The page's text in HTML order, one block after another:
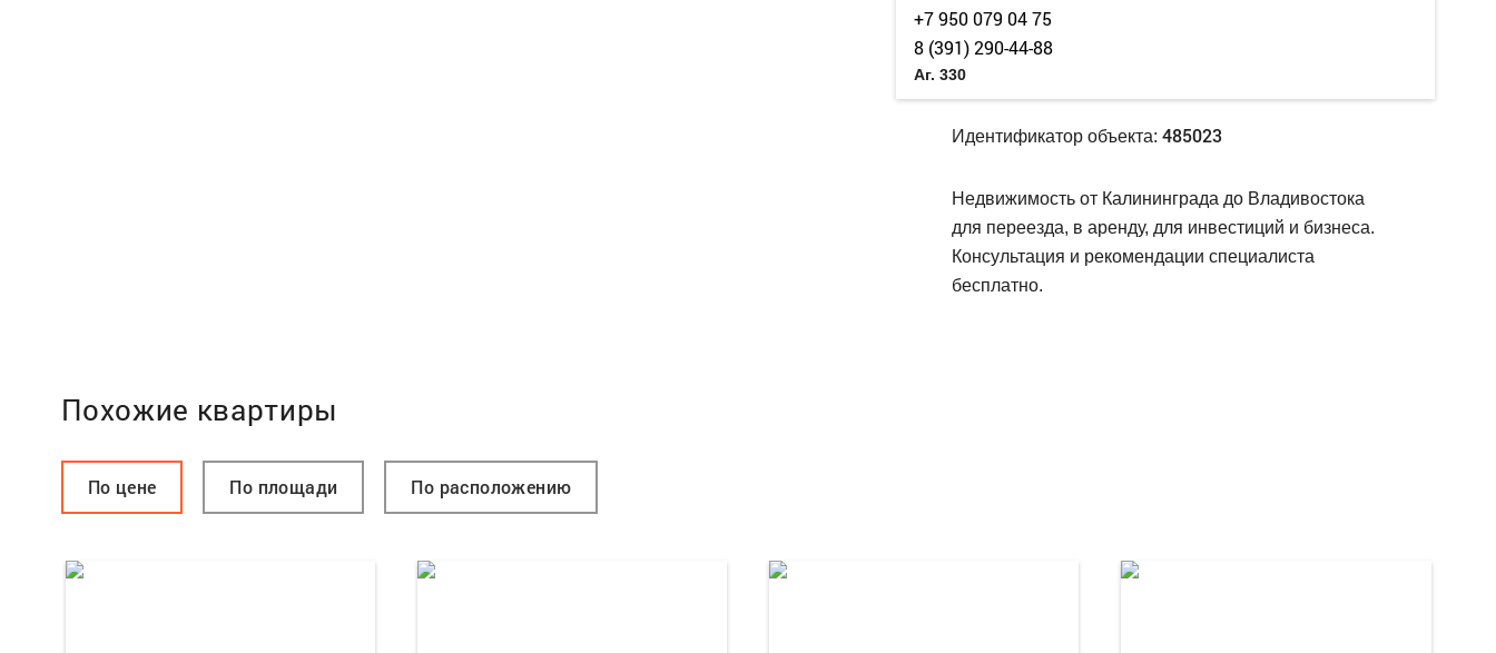
+7 950 079 04 75
8 (391) 290-44-88
Аг. 330
Идентификатор объекта: 485023
Недвижимость от Калининграда до Владивостока
для переезда, в аренду, для инвестиций и бизнеса.
Консультация и рекомендации специалиста
бесплатно.
Похожие квартиры
По цене По площади По расположению